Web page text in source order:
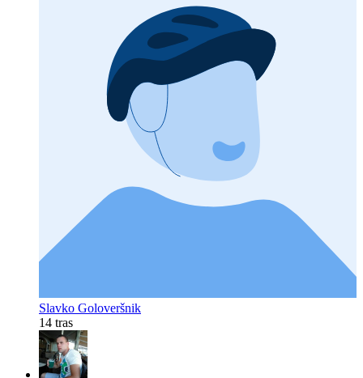
Slavko Goloveršnik
14 tras